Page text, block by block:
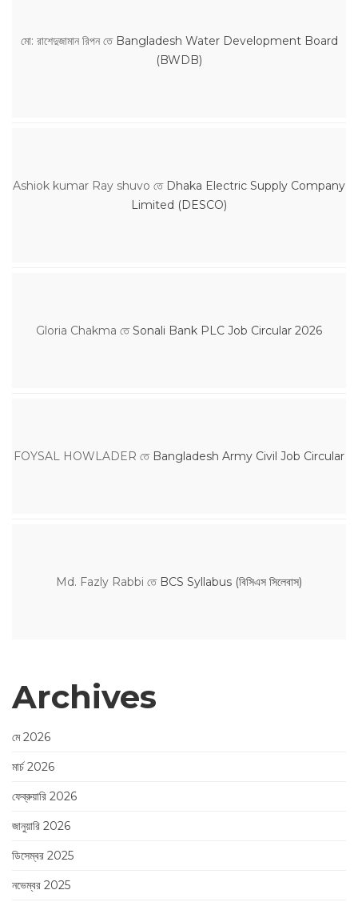
মো: রাশেদুজামান রিপনতে Bangladesh Water Development Board
(BWDB)
Ashiok kumar Ray shuvo তে Dhaka Electric Supply Company
Limited (DESCO)
Gloria Chakma তেSonali Bank PLC Job Circular 2026
FOYSAL HOWLADER তে Bangladesh Army Civil Job Circular
Md. Fazly Rabbi তে BCS Syllabus (বিসিএস সিলেবাস)
Archives
মে 2026
মার্চ 2026
ফেব্রুয়ারি 2026
জানুয়ারি 2026
ডিসেম্বর 2025
নভেম্বর 2025